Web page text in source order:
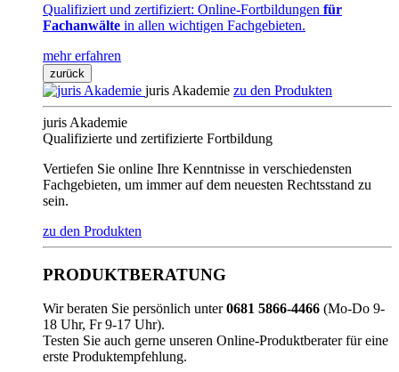
Qualifiziert und zertifiziert: Online-Fortbildungen für
Fachanwälte in allen wichtigen Fachgebieten.
mehr erfahren
zurück
juris Akademie zu den Produkten
juris Akademie
Qualifizierte und zertifizierte Fortbildung
Vertiefen Sie online Ihre Kenntnisse in verschiedensten
Fachgebieten, um immer auf dem neuesten Rechtsstand zu
sein.
zu den Produkten
PRODUKTBERATUNG
Wir beraten Sie persönlich unter0681 5866-4466 (Mo-Do 9-
18 Uhr, Fr 9-17 Uhr).
Testen Sie auch gerne unseren Online-Produktberater für eine
erste Produktempfehlung.